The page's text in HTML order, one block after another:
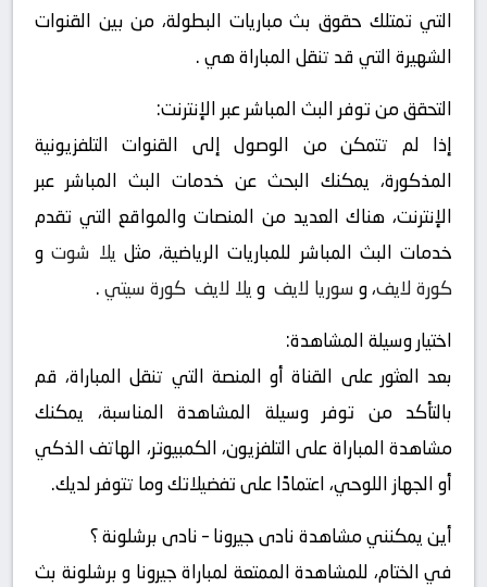
التي تمتلك حقوق بث مباريات البطولة، من بين القنوات
الشهيرة التي قد تنقل المباراة هي .
التحقق من توفر البث المباشر عبر الإنترنت:
إذا لم تتمكن من الوصول إلى القنوات التلفزيونية
المذكورة، يمكنك البحث عن خدمات البث المباشر عبر
الإنترنت، هناك العديد من المنصات والمواقع التي تقدم
خدمات البث المباشر للمباريات الرياضية، مثل يلا شوتو
كورة لايف، وسوريا لايف ويلا لايف كورة سيتي.
اختيار وسيلة المشاهدة:
بعد العثور على القناة أو المنصة التي تنقل المباراة، قم
بالتأكد من توفر وسيلة المشاهدة المناسبة، يمكنك
مشاهدة المباراة على التلفزيون، الكمبيوتر، الهاتف الذكي
أو الجهاز اللوحي، اعتمادًا على تفضيلاتك وما تتوفر لديك.
أين يمكنني مشاهدة ‎نادى جيرونا – نادى برشلونة ؟
في الختام، للمشاهدة الممتعة لمباراة جيرونا و برشلونة بث